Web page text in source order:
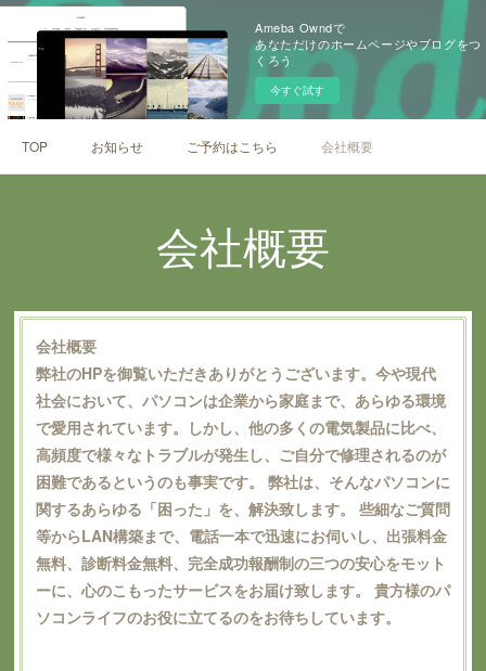
Ameba Owndで
あなただけのホームページやブログをつ
くろう
今すぐ試す
TOP お知らせ ご予約はこちら 会社概要
会社概要
会社概要
弊社のHPを御覧いただきありがとうございます。今や現代
社会において、パソコンは企業から家庭まで、あらゆる環境
で愛用されています。しかし、他の多くの電気製品に比べ、
高頻度で様々なトラブルが発生し、ご自分で修理されるのが
困難であるというのも事実です。 弊社は、そんなパソコンに
関するあらゆる「困った」を、解決致します。 些細なご質問
等からLAN構築まで、電話一本で迅速にお伺いし、出張料金
無料、診断料金無料、完全成功報酬制の三つの安心をモット
ーに、心のこもったサービスをお届け致します。 貴方様のパ
ソコンライフのお役に立てるのをお待ちしています。